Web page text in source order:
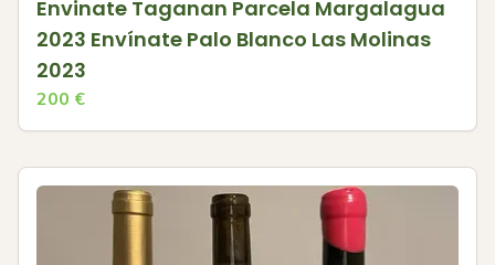
Envinate Taganan Parcela Margalagua
2023 Envínate Palo Blanco Las Molinas
2023
200 €